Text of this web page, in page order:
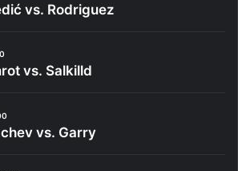
vs. Rodriguez
vs. Salkilld
vs. Garry